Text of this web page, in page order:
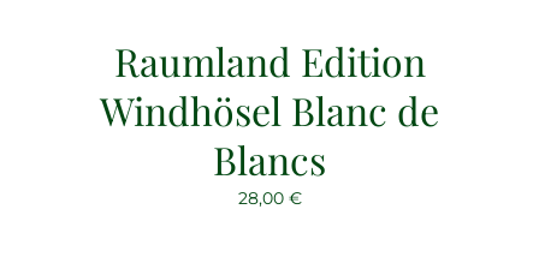
Raumland Edition
Windhösel Blanc de
Blancs
28,00 €